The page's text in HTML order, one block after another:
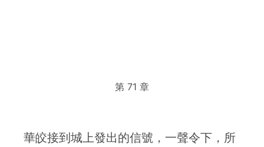
第 71 章
華皎接到城上發出的信號，一聲令下，所